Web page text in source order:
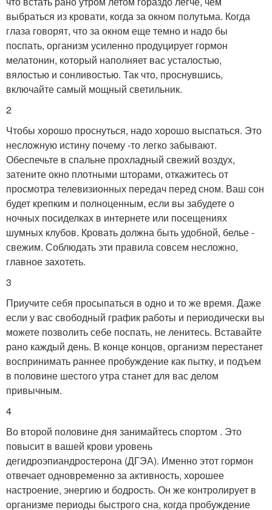
выбраться из кровати, когда за окном полутьма. Когда
глаза говорят, что за окном еще темно и надо бы
поспать, организм усиленно продуцирует гормон
мелатонин, который наполняет вас усталостью,
вялостью и сонливостью. Так что, проснувшись,
включайте самый мощный светильник.
2
Чтобы хорошо проснуться, надо хорошо выспаться. Это
несложную истину почему -то легко забывают.
Обеспечьте в спальне прохладный свежий воздух,
затените окно плотными шторами, откажитесь от
просмотра телевизионных передач перед сном. Ваш сон
будет крепким и полноценным, если вы забудете о
ночных посиделках в интернете или посещениях
шумных клубов. Кровать должна быть удобной, белье -
свежим. Соблюдать эти правила совсем несложно,
главное захотеть.
3
Приучите себя просыпаться в одно и то же время. Даже
если у вас свободный график работы и периодически вы
можете позволить себе поспать, не ленитесь. Вставайте
рано каждый день. В конце концов, организм перестанет
воспринимать раннее пробуждение как пытку, и подъем
в половине шестого утра станет для вас делом
привычным.
4
Во второй половине дня занимайтесь спортом . Это
повысит в вашей крови уровень
дегидроэпиандростерона (ДГЭА). Именно этот гормон
отвечает одновременно за активность, хорошее
настроение, энергию и бодрость. Он же контролирует в
организме периоды быстрого сна, когда пробуждение